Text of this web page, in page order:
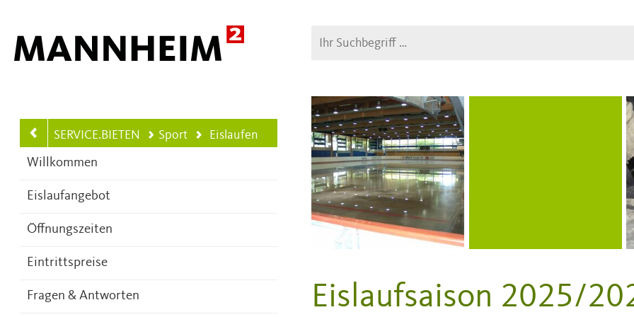
Suche
SERVICE.BIETEN
Sport
Ihre aktuelle Position ist
Eislaufen
Willkommen
Eislaufangebot
Öffnungszeiten
Eintrittspreise
Fragen & Antworten Eislaufsaison 2025/